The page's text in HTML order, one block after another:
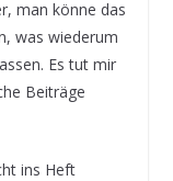
man könne das
was wiederum
Es tut mir
Beiträge
ins Heft